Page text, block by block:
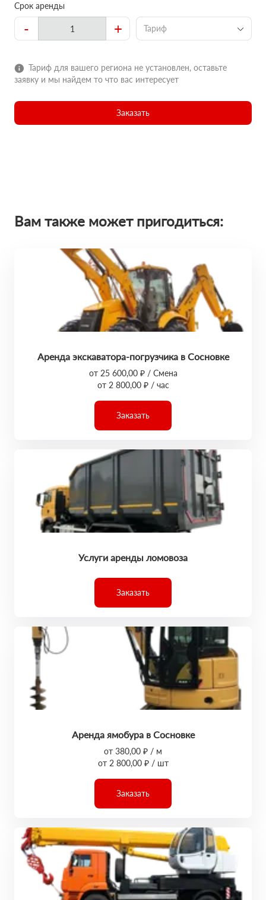
Срок аренды
- + Тариф
Тариф для вашего региона не установлен, оставьте
заявку и мы найдем то что вас интересует
Заказать
Вам также может пригодиться:
Аренда экскаватора-погрузчика в Сосновке
от 25 600,00 ₽ / Смена
от 2 800,00 ₽ / час
Заказать
Услуги аренды ломовоза
Заказать
Аренда ямобура в Сосновке
от 380,00 ₽ / м
от 2 800,00 ₽ / шт
Заказать